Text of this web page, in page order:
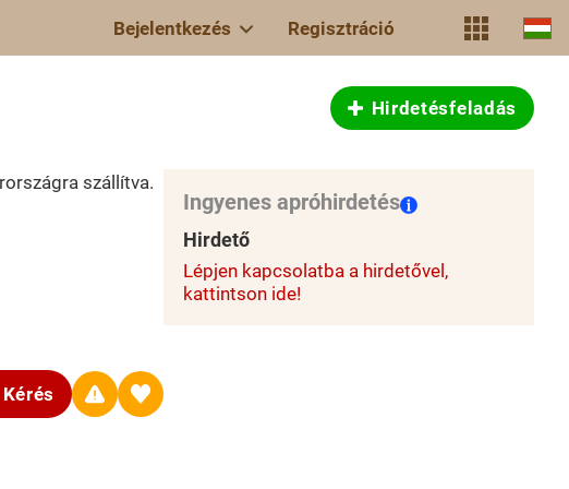
Bejelentkezés Regisztráció
Hirdetésfeladás
szállítva.
Kérés
Ingyenes apróhirdetés
Hirdető
Lépjen kapcsolatba a hirdetővel,
kattintson ide!